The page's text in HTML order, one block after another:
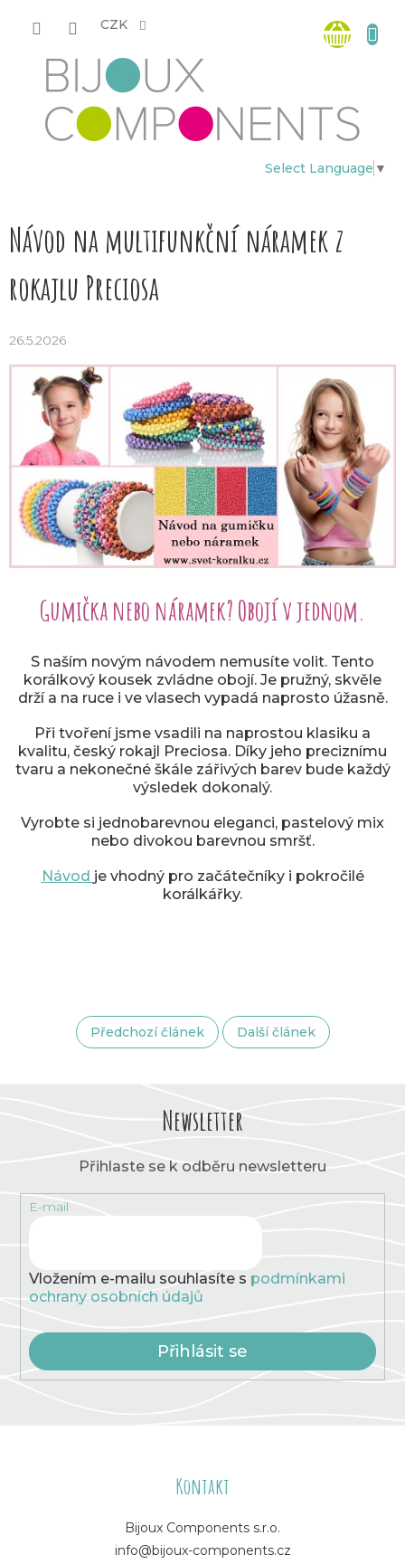
CZK
Select Language ▼
košík
Návod na multifunkční náramek z
rokajlu Preciosa
26.5.2026
Gumička nebo náramek? Obojí v jednom.
S naším novým návodem nemusíte volit. Tento
korálkový kousek zvládne obojí. Je pružný, skvěle
drží a na ruce i ve vlasech vypadá naprosto úžasně.
Při tvoření jsme vsadili na naprostou klasiku a
kvalitu, český rokajl Preciosa. Díky jeho preciznímu
tvaru a nekonečné škále zářivých barev bude každý
výsledek dokonalý.
Vyrobte si jednobarevnou eleganci, pastelový mix
nebo divokou barevnou smršť.
Návod je vhodný pro začátečníky i pokročilé
korálkářky.
Předchozí článek Další článek
Newsletter
Přihlaste se k odběru newsletteru
E-mail
Vložením e-mailu souhlasíte s podmínkami
ochrany osobních údajů
Přihlásit se
Kontakt
Bijoux Components s.r.o.
info@bijoux-components.cz